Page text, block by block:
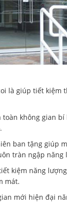
là giúp tiết kiệm
không gian
ban tặng giúp
tràn ngập năng
kiệm năng
mát.
mới hiện đại